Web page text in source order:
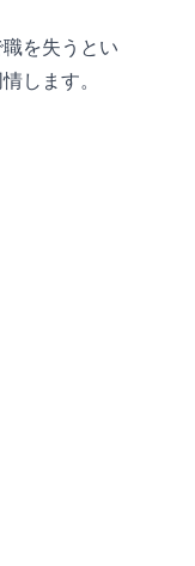
を失うとい
します。